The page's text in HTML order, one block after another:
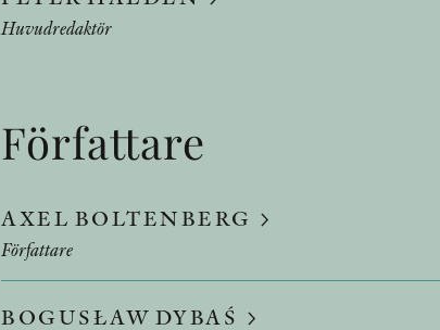
Huvudredaktör
Författare
AXEL BOLTENBERG
Författare
BOGUSŁAW DYBAŚ